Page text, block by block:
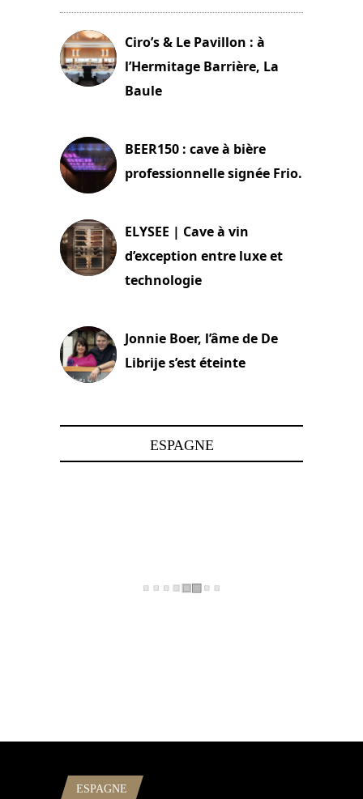
Ciro’s & Le Pavillon : à
l’Hermitage Barrière, La
Baule
BEER150 : cave à bière
professionnelle signée Frio.
ELYSEE | Cave à vin
d’exception entre luxe et
technologie
Jonnie Boer, l’âme de De
Librije s’est éteinte
ESPAGNE
ESPAGNE